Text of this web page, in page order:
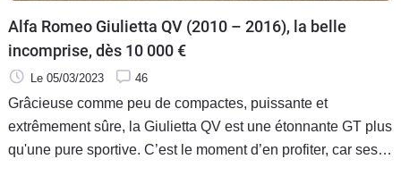
Alfa Romeo Giulietta QV (2010 – 2016), la belle
incomprise, dès 10 000 €
Le 05/03/2023 46
Grâcieuse comme peu de compactes, puissante et
extrêmement sûre, la Giulietta QV est une étonnante GT plus
qu'une pure sportive. C’est le moment d’en profiter, car ses